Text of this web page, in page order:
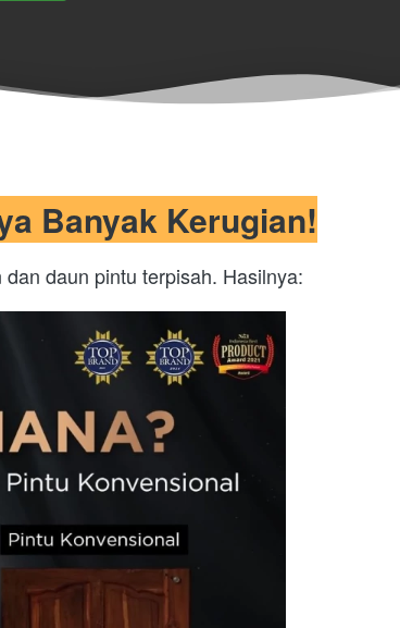
Banyak Kerugian!
daun pintu terpisah. Hasilnya: